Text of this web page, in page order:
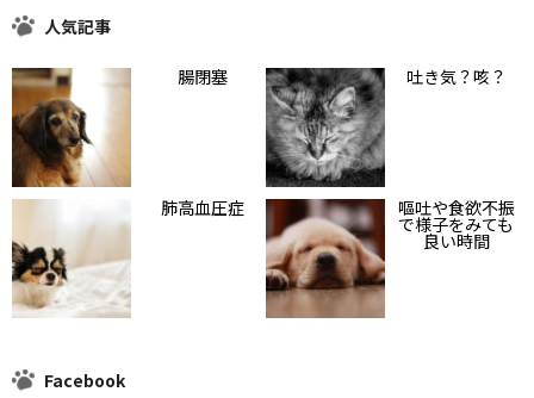
人気記事
腸閉塞 吐き気？咳？
肺高血圧症 嘔吐や食欲不振
で様子をみても
良い時間
Facebook